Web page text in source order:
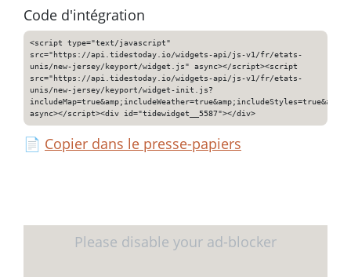
Code d'intégration
<script type="text/javascript"
src="https://api.tidestoday.io/widgets-api/js-v1/fr/etats-
unis/new-jersey/keyport/widget.js" async></script><script
src="https://api.tidestoday.io/widgets-api/js-v1/fr/etats-
unis/new-jersey/keyport/widget-init.js?
async></script><div id="tidewidget__5587"></div>
📄 Copier dans le presse-papiers